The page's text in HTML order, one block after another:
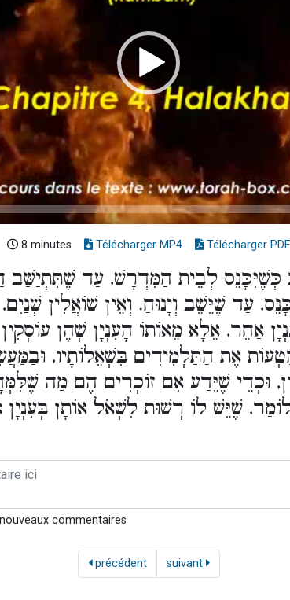
8 minutes Télécharger MP4 Télécharger PDF
כְּשֶׁיִּכָּנֵס לְבֵית הַמִּדְרָשׁ, עַד שֶׁתִּתְיַשַּׁב
עַד שֶׁיֵּשֵׁב וְיָנוּחַ. וְאֵין שׁוֹאֲלִין
אַחֵר, אֵלָא מֵאוֹתוֹ הָעִנְיָן שְׁהֶן
אֶת הַתַּלְמִידִים בִּשְׁאֵלוֹתָיו,
וּכְדֵי שֶׁיֵּדַע אִם זוֹכְרִים הֶם מַה
שֶׁיֵּשׁ לוֹ רְשׁוּת לִשְׁאֹל אוֹתָן בְּעִנְיָן
commentaires
précédent suivant